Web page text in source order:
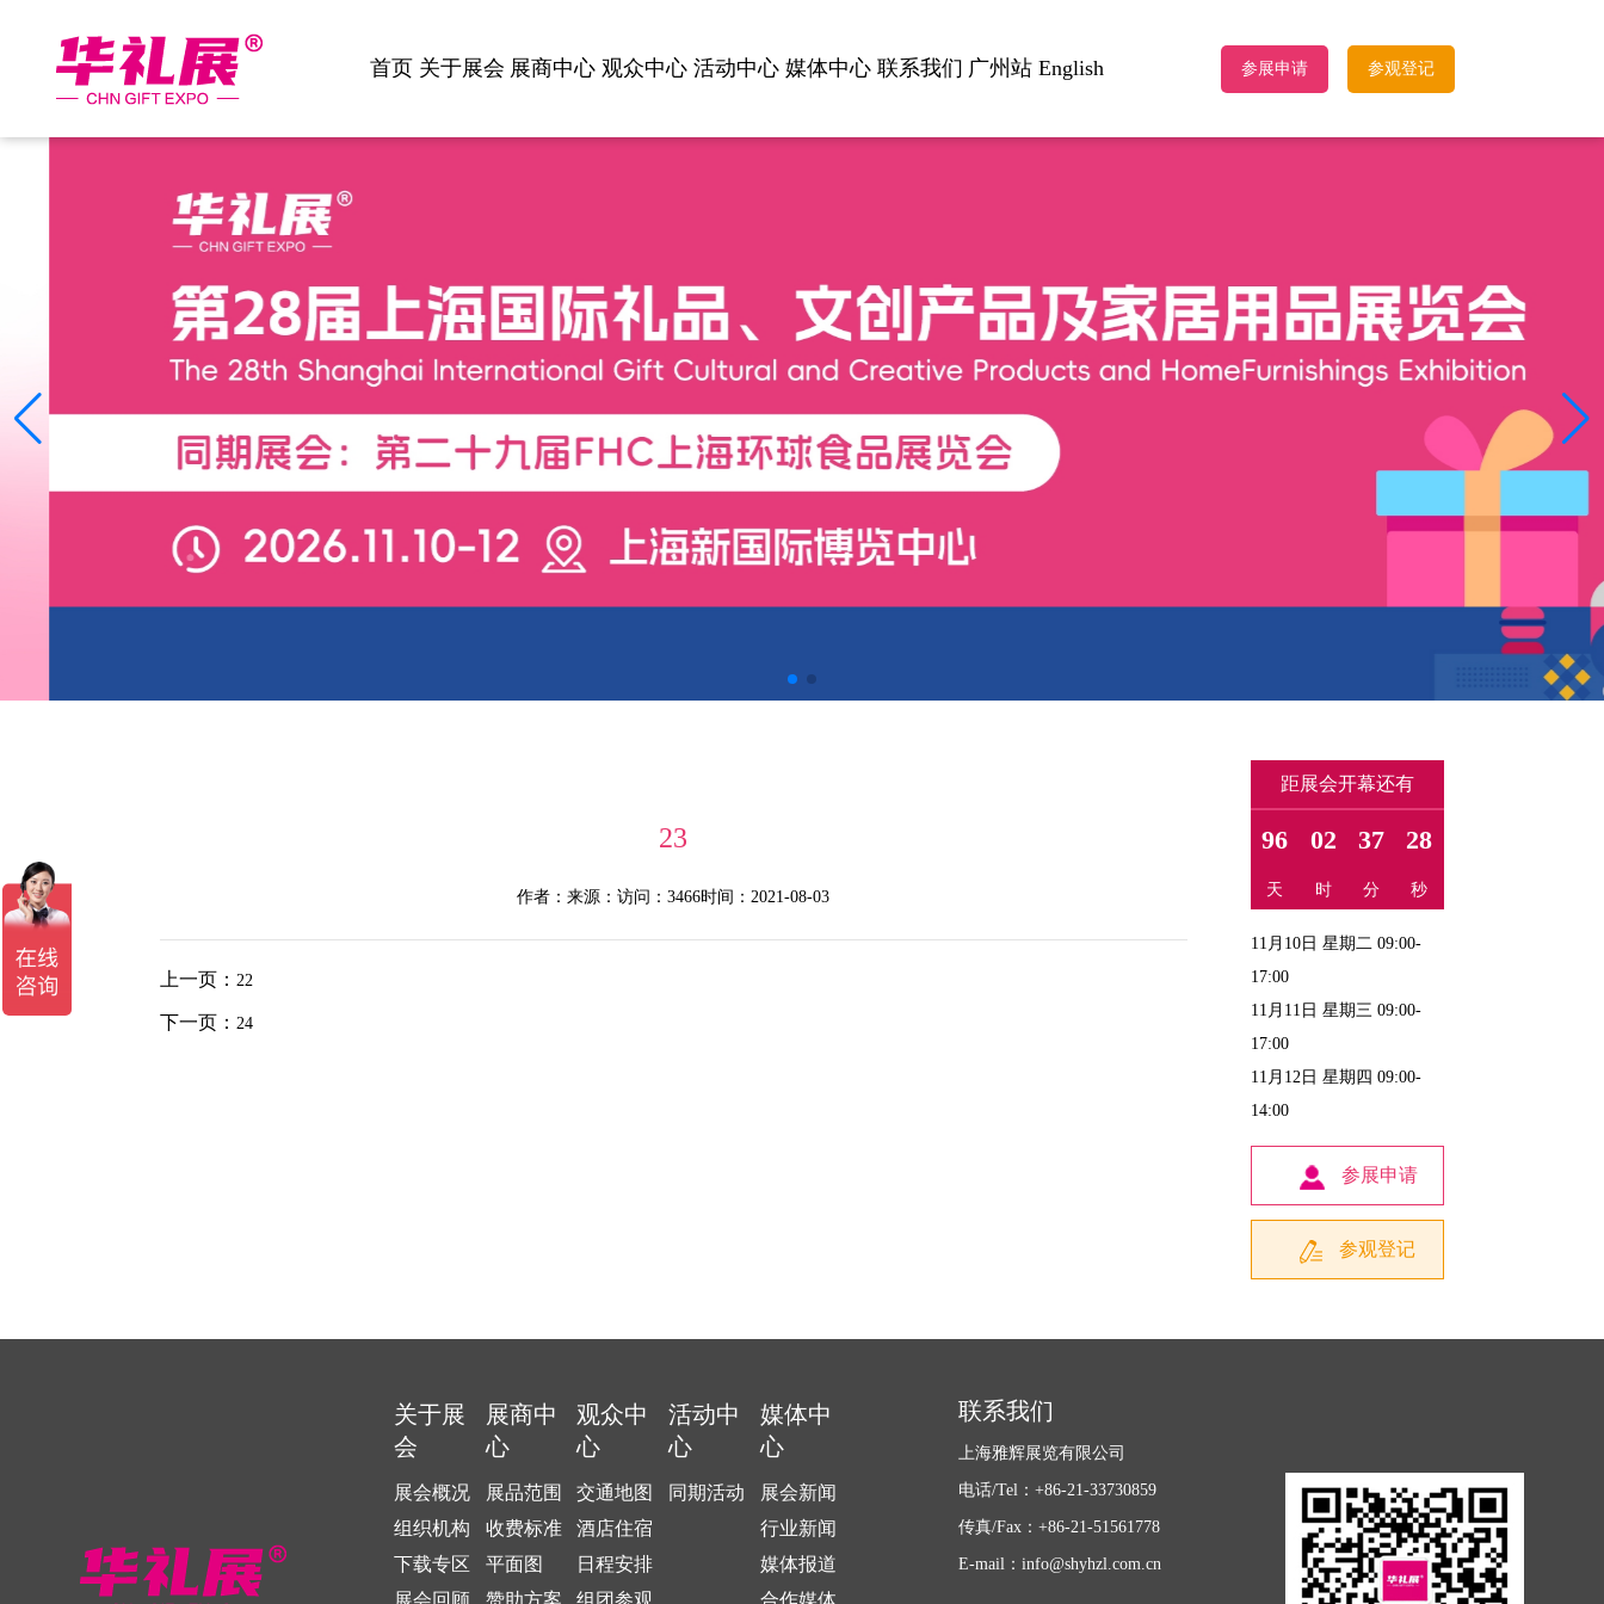
首页 关于展会 展商中心 观众中心 活动中心 媒体中心 联系我们 广州站 English 参展申请 参观登记
23
作者：来源：访问：3466时间：2021-08-03
上一页：22
下一页：24
距展会开幕还有
96 02 37 27
天 时 分 秒
11月10日 星期二 09:00-
17:00
11月11日 星期三 09:00-
17:00
11月12日 星期四 09:00-
14:00
参展申请
参观登记
关于展
会
展会概况
组织机构
下载专区
展商中
心
展品范围
收费标准
平面图
观众中
心
交通地图
酒店住宿
日程安排
活动中
心
同期活动
媒体中
心
展会新闻
行业新闻
媒体报道
联系我们
上海雅辉展览有限公司
电话/Tel：+86-21-33730859
传真/Fax：+86-21-51561778
E-mail：info@shyhzl.com.cn